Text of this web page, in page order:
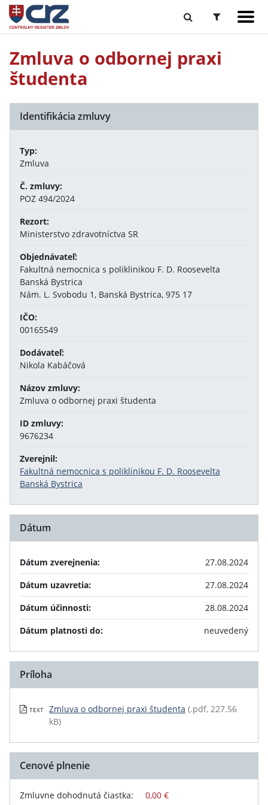
Zmluva o odbornej praxi
študenta
Identifikácia zmluvy
Typ:
Zmluva
Č. zmluvy:
POZ 494/2024
Rezort:
Ministerstvo zdravotníctva SR
Objednávateľ:
Fakultná nemocnica s poliklinikou F. D. Roosevelta
Banská Bystrica
Nám. L. Svobodu 1, Banská Bystrica, 975 17
IČO:
00165549
Dodávateľ:
Nikola Kabáčová
Názov zmluvy:
Zmluva o odbornej praxi študenta
ID zmluvy:
9676234
Zverejnil:
Fakultná nemocnica s poliklinikou F. D. Roosevelta
Banská Bystrica
Dátum
Dátum zverejnenia:
27.08.2024
Dátum uzavretia:
27.08.2024
Dátum účinnosti:
28.08.2024
Dátum platnosti do:
neuvedený
Príloha
TEXT Zmluva o odbornej praxi študenta (.pdf, 227.56
kB)
Cenové plnenie
Zmluvne dohodnutá čiastka: 0,00 €